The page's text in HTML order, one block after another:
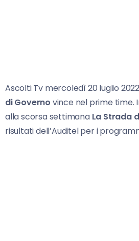
Ascolti Tv mercoledì 20 luglio
di Governo vince nel prime time.
alla scorsa settimana La Strada
risultati dell’Auditel per i